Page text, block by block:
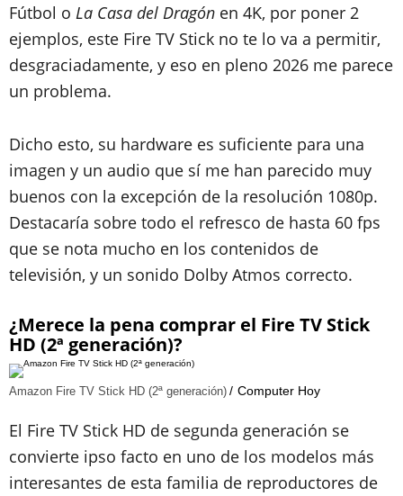
Fútbol o La Casa del Dragón en 4K, por poner 2
ejemplos, este Fire TV Stick no te lo va a permitir,
desgraciadamente, y eso en pleno 2026 me parece
un problema.
Dicho esto, su hardware es suficiente para una
imagen y un audio que sí me han parecido muy
buenos con la excepción de la resolución 1080p.
Destacaría sobre todo el refresco de hasta 60 fps
que se nota mucho en los contenidos de
televisión, y un sonido Dolby Atmos correcto.
¿Merece la pena comprar el Fire TV Stick
HD (2ª generación)?
Amazon Fire TV Stick HD (2ª generación) Computer Hoy
El Fire TV Stick HD de segunda generación se
convierte ipso facto en uno de los modelos más
interesantes de esta familia de reproductores de